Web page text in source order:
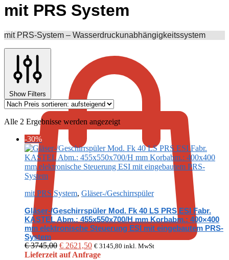
€0,00
mit PRS System
mit PRS-System – Wasserdruckunabhängigkeitssystem
Show Filters
Alle 2 Ergebnisse werden angezeigtNach
Preis
sortiert:
aufsteigend
-30%
mit PRS System, Gläser-/Geschirrspüler
Gläser-/Geschirrspüler Mod. Fk 40 LS PRS ESI Fabr.
KASTEL Abm.: 455x550x700/H mm Korbabm.: 400×400
mm elektronische Steuerung ESI mit eingebautem PRS-
System
€3745,00 Ursprünglicher
Preis
€ 2621,50Aktueller
Preis
€ 3145,80 inkl. MwSt
Lieferzeit auf Anfrage